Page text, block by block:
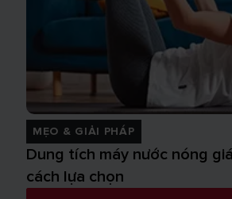
MẸO & GIẢI PHÁP
Dung tích máy nước nóng
cách lựa chọn